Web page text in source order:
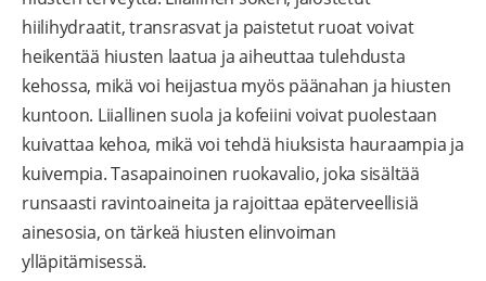
hiilihydraatit, transrasvat ja paistetut ruoat voivat
heikentää hiusten laatua ja aiheuttaa tulehdusta
kehossa, mikä voi heijastua myös päänahan ja hiusten
kuntoon. Liiallinen suola ja kofeiini voivat puolestaan
kuivattaa kehoa, mikä voi tehdä hiuksista hauraampia ja
kuivempia. Tasapainoinen ruokavalio, joka sisältää
runsaasti ravintoaineita ja rajoittaa epäterveellisiä
ainesosia, on tärkeä hiusten elinvoiman
ylläpitämisessä.